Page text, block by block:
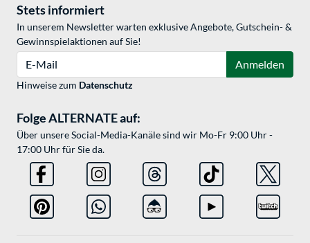
Stets informiert
In unserem Newsletter warten exklusive Angebote, Gutschein- &
Gewinnspielaktionen auf Sie!
Anmelden
Hinweise zum Datenschutz
Folge ALTERNATE auf:
Über unsere Social-Media-Kanäle sind wir Mo-Fr 9:00 Uhr -
17:00 Uhr für Sie da.